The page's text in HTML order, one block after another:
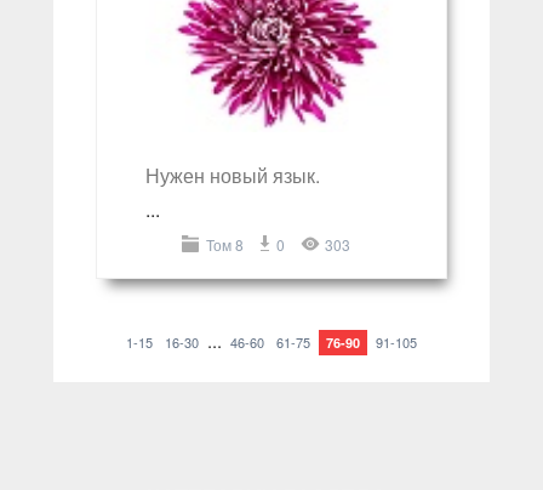
Нужен новый язык.
...
Том 8 0 303
1-15 16-30 ... 46-60 61-75 76-90 91-105